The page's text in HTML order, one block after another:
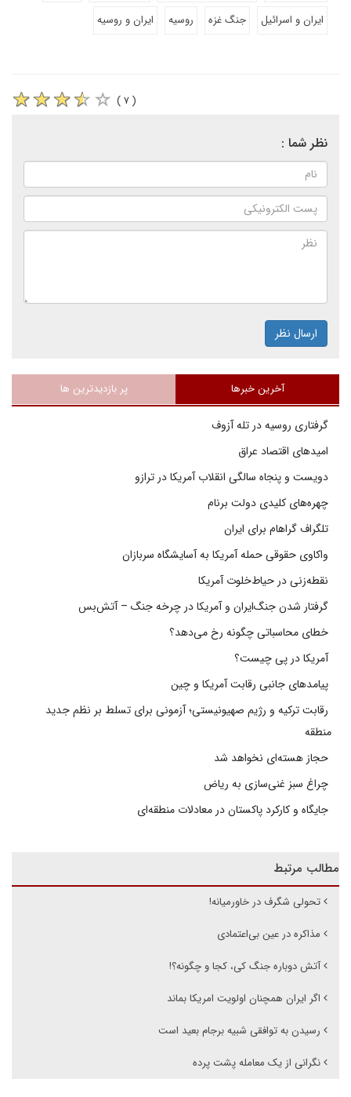
ایران و اسرائیل
جنگ غزه روسیه ایران و روسیه
( ۷ )
نظر شما :
ارسال نظر
آخرین خبرها پر بازدیدترین ها
گرفتاری روسیه در تله آزوف
امیدهای اقتصاد عراق
دویست و پنجاه سالگی انقلاب آمریکا در ترازو
چهره‌های کلیدی دولت برنام
تلگراف گراهام برای ایران
واکاوی حقوقی حمله آمریکا به آسایشگاه سربازان
نقطه‌زنی در حیاط‌خلوت آمریکا
گرفتار شدن جنگ‌ایران و آمریکا در چرخه جنگ – آتش‌بس
خطای محاسباتی چگونه رخ می‌دهد؟
آمریکا در پی چیست؟
پیامدهای جانبی رقابت آمریکا و چین
رقابت ترکیه و رژیم صهیونیستی؛ آزمونی برای تسلط بر نظم جدید
منطقه
حجاز هسته‌ای نخواهد شد
چراغ سبز غنی‌سازی به ریاض
جایگاه و کارکرد پاکستان در معادلات منطقه‌ای
مطالب مرتبط
تحولی شگرف در خاورمیانه!
مذاکره در عین بی‌اعتمادی
آتش دوباره جنگ کی، کجا و چگونه؟!
اگر ایران همچنان اولویت امریکا بماند
رسیدن به توافقی شبیه برجام بعید است
نگرانی از یک معامله پشت پرده